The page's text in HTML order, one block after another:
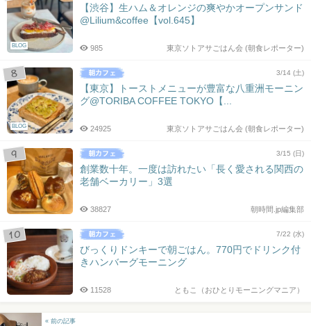
BLOG
【渋谷】生ハム＆オレンジの爽やかオープンサンド
@Lilium&coffee【vol.645】
東京ソトアサごはん会 (朝食レポーター)
985
BLOG
3/14 (土)
【東京】トーストメニューが豊富な八重洲モーニン
グ@TORIBA COFFEE TOKYO【...
東京ソトアサごはん会 (朝食レポーター)
24925
3/15 (日)
創業数十年。一度は訪れたい「長く愛される関西の
老舗ベーカリー」3選
朝時間.jp編集部
38827
7/22 (水)
びっくりドンキーで朝ごはん。770円でドリンク付
きハンバーグモーニング
ともこ（おひとりモーニングマニア）
11528
« 前の記事